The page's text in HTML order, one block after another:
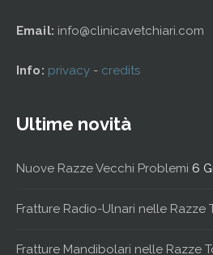
Email: info@clinicavetchiari.com
Info: privacy - credits
Ultime novità
Nuove Razze Vecchi Problemi 6
Fratture Radio-Ulnari nelle Razze
Fratture Mandibolari nelle Razze